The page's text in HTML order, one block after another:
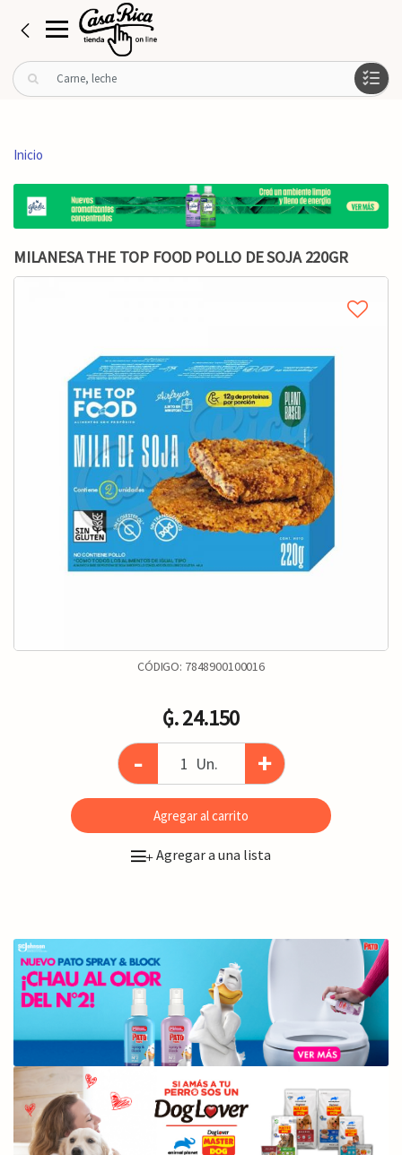
B
u
r
p
Inicio
MILANESA THE TOP FOOD POLLO DE SOJA 220GR
CÓDIGO: 7848900100016
₲. 24.150
- Un. +
Agregar al carrito
+Agregar a una lista